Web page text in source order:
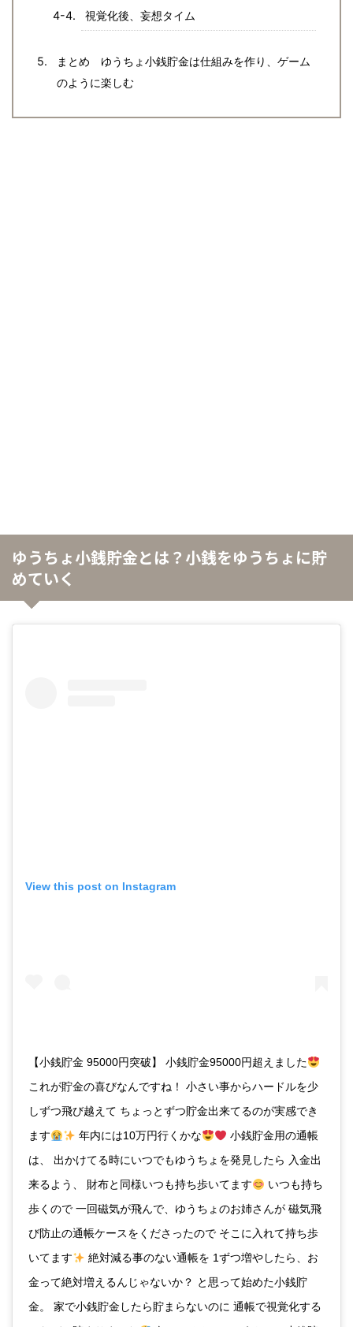
視覚化後、妄想タイム
まとめ ゆうちょ小銭貯金は仕組みを作り、ゲーム
のように楽しむ
ゆうちょ小銭貯金とは？小銭をゆうちょに貯
めていく
View this post on Instagram
【小銭貯金 95000円突破】 小銭貯金95000円超えました
これが貯金の喜びなんですね！ 小さい事からハードルを少
しずつ飛び越えて ちょっとずつ貯金出来てるのが実感でき
ます
年内には10万円行くかな
小銭貯金用の通帳
は、 出かけてる時にいつでもゆうちょを発見したら 入金出
来るよう、 財布と同様いつも持ち歩いてます
いつも持ち
歩くので 一回磁気が飛んで、ゆうちょのお姉さんが 磁気飛
び防止の通帳ケースをくださったので そこに入れて持ち歩
いてます
絶対減る事のない通帳を 1ずつ増やしたら、お
金って絶対増えるんじゃないか？ と思って始めた小銭貯
金。 家で小銭貯金したら貯まらないのに 通帳で視覚化する